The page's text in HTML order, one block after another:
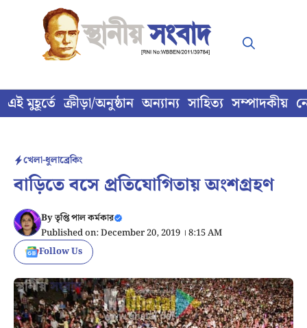
content
এই মুহূর্তে ক্রীড়া/অনুষ্ঠান অন্যান্য সাহিত্য সম্পাদকীয়
খেলা-ধুলাব্রেকিং
বাড়িতে বসে প্রতিযোগিতায় অংশগ্রহণ
Byতৃপ্তি পাল কর্মকার
Published on: December 20, 2019 । 8:15 AM
Follow Us